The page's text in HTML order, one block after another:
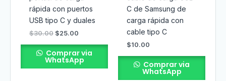
rápida con puertos
USB tipo C y duales
$30.00 $25.00
Comprar via
WhatsApp
C de Samsung de
carga rápida con
cable tipo C
$10.00
Comprar via
WhatsApp